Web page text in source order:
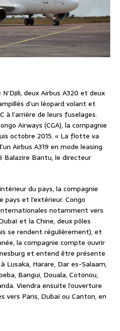
deux Airbus A320 et deux
d’un léopard volant et
à l’arrière de leurs fuselages.
Airways (CGA), la compagnie
octobre 2015. « La flotte va
Airbus A319 en mode leasing
Balazire Bantu, le directeur
du pays, la compagnie
et l’extérieur. Congo
notamment vers
et la Chine, deux pôles
se rendent régulièrement), et
la compagnie compte ouvrir
et entend être présente
Lusaka, Harare, Dar es-Salaam,
Bangui, Douala, Cotonou,
Viendra ensuite l’ouverture
vers Paris, Dubaï ou Canton, en